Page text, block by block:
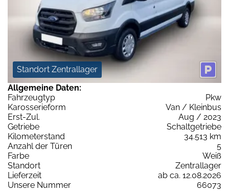
Standort Zentrallager
Allgemeine Daten:
Fahrzeugtyp
Pkw
Karosserieform
Van / Kleinbus
Erst-Zul.
Aug / 2023
Getriebe
Schaltgetriebe
Kilometerstand
34.513 km
Anzahl der Türen
5
Farbe
Weiß
Standort
Zentrallager
Lieferzeit
ab ca. 12.08.2026
Unsere Nummer
66073